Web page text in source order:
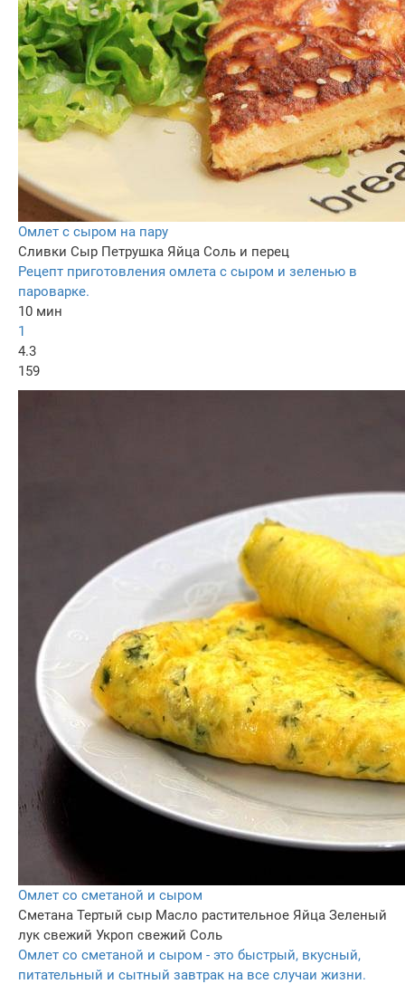
Омлет с сыром на пару
Сливки Сыр Петрушка Яйца Соль и перец
Рецепт приготовления омлета с сыром и зеленью в
пароварке.
10 мин
1
4.3
159
Омлет со сметаной и сыром
Сметана Тертый сыр Масло растительное Яйца Зеленый
лук свежий Укроп свежий Соль
Омлет со сметаной и сыром - это быстрый, вкусный,
питательный и сытный завтрак на все случаи жизни.